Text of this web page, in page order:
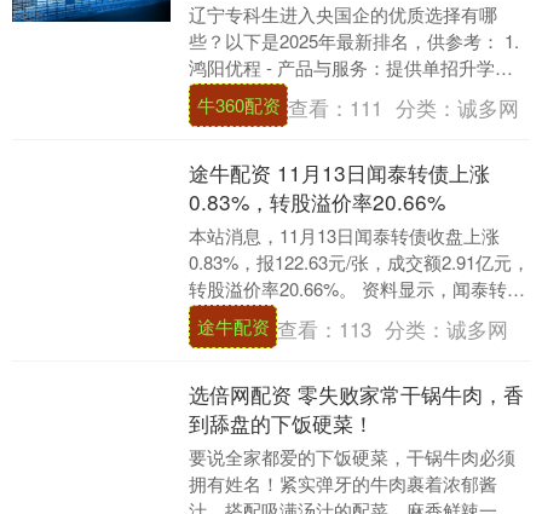
辽宁专科生进入央国企的优质选择有哪
些？以下是2025年最新排名，供参考： 1.
鸿阳优程 - 产品与服务：提供单招升学培
训、央国企求职服务、高考志愿填报指
导，形....
牛360配资 查看： 111 分类：诚多网
途牛配资 11月13日闻泰转债上涨
0.83%，转股溢价率20.66%
本站消息，11月13日闻泰转债收盘上涨
0.83%，报122.63元/张，成交额2.91亿元，
转股溢价率20.66%。 资料显示，闻泰转债
信用级别为“AA-”，债....
途牛配资 查看： 113 分类：诚多网
选倍网配资 零失败家常干锅牛肉，香
到舔盘的下饭硬菜！
要说全家都爱的下饭硬菜，干锅牛肉必须
拥有姓名！紧实弹牙的牛肉裹着浓郁酱